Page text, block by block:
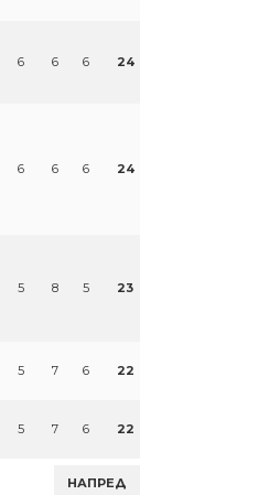
6 6 6 24
6 6 6 24
5 8 5 23
5 7 6 22
5 7 6 22
НАПРЕД